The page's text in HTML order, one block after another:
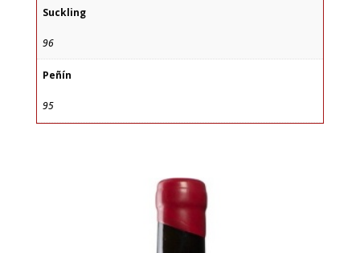
Suckling
96
Peñín
95